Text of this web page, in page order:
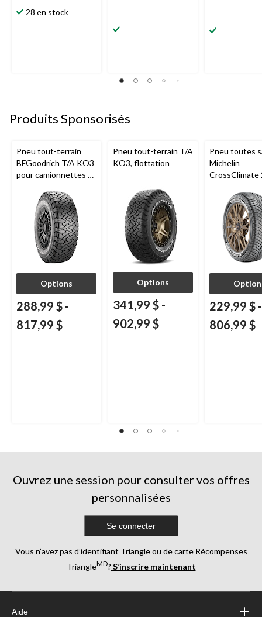
28 en stock
Produits Sponsorisés
Pneu tout-terrain
BFGoodrich T/A KO3
pour camionnettes et
Options
288,99 $ -
817,99 $
Pneu tout-terrain T/A
KO3, flottation
Options
341,99 $ -
902,99 $
Pneu toutes
Michelin
CrossClimate
et
229,99 $ -
806,99 $
Ouvrez une session pour consulter vos offres
personnalisées
Se connecter
Vous n’avez pas d’identifiant Triangle ou de carte Récompenses
TriangleMD? S’inscrire maintenant
Aide